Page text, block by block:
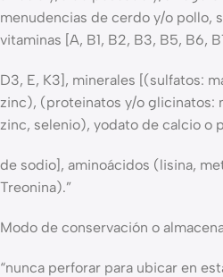
menudencias de cerdo y/o pollo,
vitaminas [A, B1, B2, B3, B5, B6,
D3, E, K3], minerales [(sulfatos:
zinc), (proteinatos y/o glicinatos:
zinc, selenio), yodato de calcio o
de sodio], aminoácidos (lisina,
Treonina).”
Modo de conservación o
“nunca perforar para ubicar en